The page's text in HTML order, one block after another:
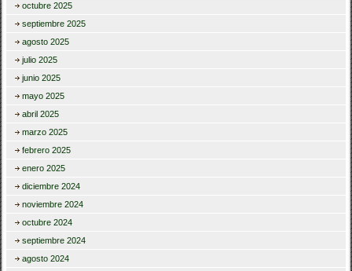
octubre 2025
septiembre 2025
agosto 2025
julio 2025
junio 2025
mayo 2025
abril 2025
marzo 2025
febrero 2025
enero 2025
diciembre 2024
noviembre 2024
octubre 2024
septiembre 2024
agosto 2024